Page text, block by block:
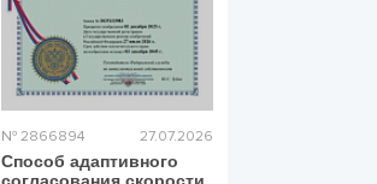
№ 2866894 27.07.2026
Способ адаптивного